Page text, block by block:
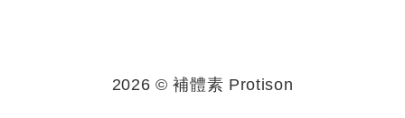
2026 © 補體素 Protison